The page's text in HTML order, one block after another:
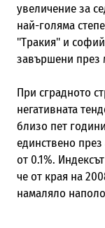
увеличение за
най-голяма
"Тракия" и
завършени през
При сградното
негативната
близо пет
единствено
от 0.1%.
че от края на
намаляло